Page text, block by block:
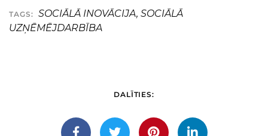
TAGS: SOCIĀLĀ INOVĀCIJA, SOCIĀLĀ
UZŅĒMĒJDARBĪBA
DALĪTIES: